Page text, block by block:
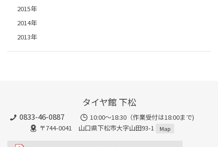
2015年
2014年
2013年
タイヤ館 下松
0833-46-0887
10:00～18:30（作業受付は18:00まで)
〒744-0041 山口県下松市大字山田93-1
Map